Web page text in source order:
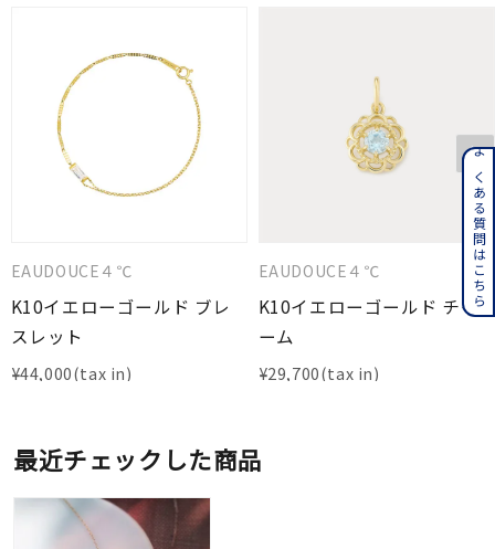
EAUDOUCE４℃
K10イエローゴールド ブレ
スレット
¥44,000
EAUDOUCE４℃
K10イエローゴールド チャ
ーム
¥29,700
最近チェックした商品
よくある質問はこちら